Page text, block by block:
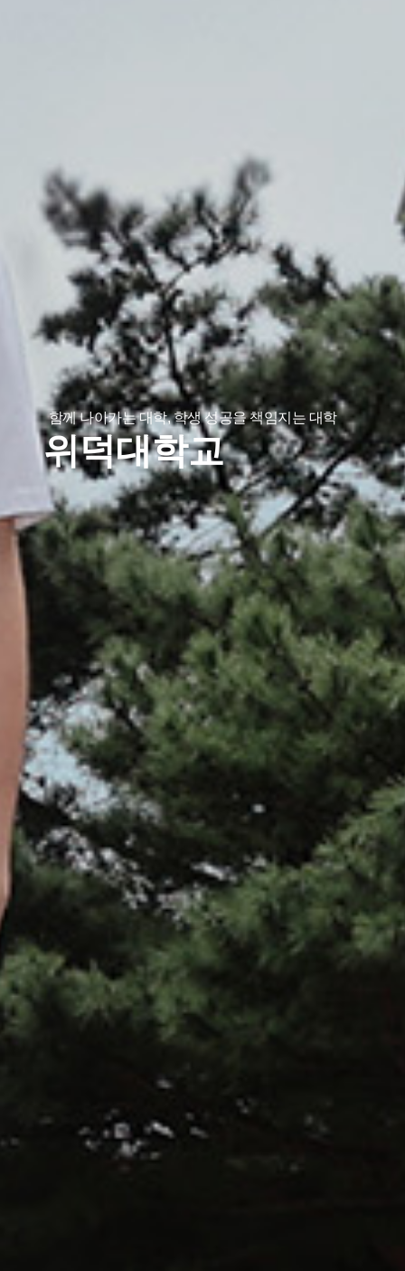
함께 나아가는 대학, 학생 성공을 책임지는 대학
위덕대학교